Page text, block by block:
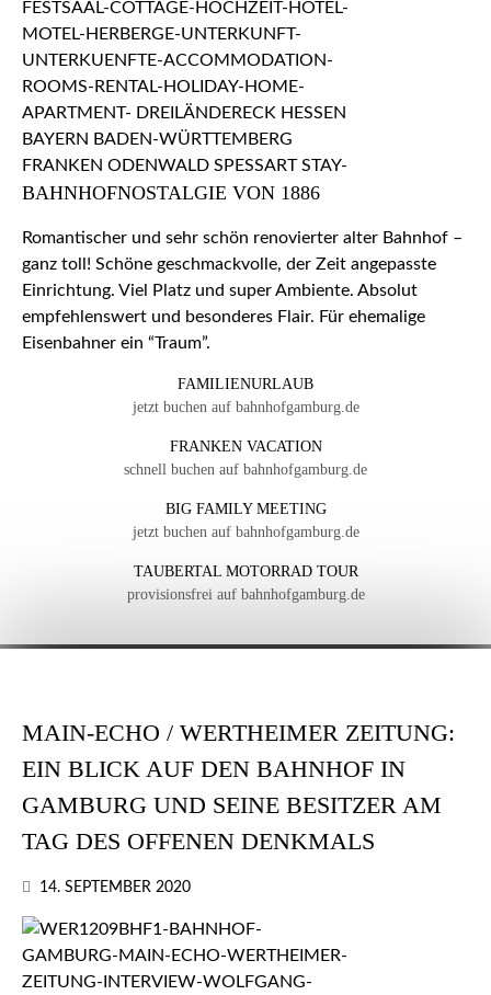
BAHNHOFNOSTALGIE VON 1886
Romantischer und sehr schön renovierter alter Bahnhof –
ganz toll! Schöne geschmackvolle, der Zeit angepasste
Einrichtung. Viel Platz und super Ambiente. Absolut
empfehlenswert und besonderes Flair. Für ehemalige
Eisenbahner ein “Traum”.
FAMILIENURLAUB
jetzt buchen auf bahnhofgamburg.de
FRANKEN VACATION
schnell buchen auf bahnhofgamburg.de
BIG FAMILY MEETING
jetzt buchen auf bahnhofgamburg.de
TAUBERTAL MOTORRAD TOUR
provisionsfrei auf bahnhofgamburg.de
MAIN-ECHO / WERTHEIMER ZEITUNG:
EIN BLICK AUF DEN BAHNHOF IN
GAMBURG UND SEINE BESITZER AM
TAG DES OFFENEN DENKMALS
14. SEPTEMBER 2020